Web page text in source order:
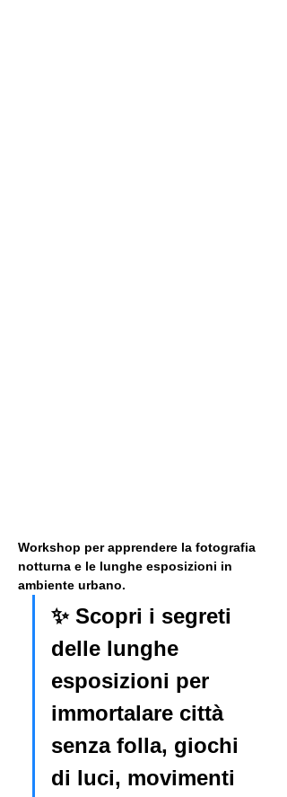
Workshop per apprendere la fotografia
notturna e le lunghe esposizioni in
ambiente urbano.
✨ Scopri i segreti
delle lunghe
esposizioni per
immortalare città
senza folla, giochi
di luci, movimenti